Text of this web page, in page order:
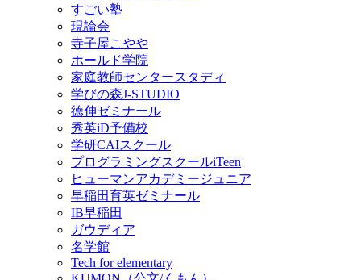
すごい塾
現論会
寺子屋こやや
ホールド学院
家庭教師センタースタディ
学びの森J-STUDIO
徳伸ゼミナール
秀英iD予備校
学研CAIスクール
プログラミングスクールiTeen
ヒューマンアカデミージュニア
早稲田育英ゼミナール
IB早稲田
ガウディア
名学館
Tech for elementary